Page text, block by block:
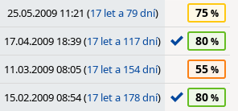
25.05.2009 11:21 (17 let a 79 dní) 75
17.04.2009 18:39 (17 let a 117 dní) 80
11.03.2009 08:05 (17 let a 154 dní) 55
15.02.2009 08:54 (17 let a 178 dní) 80